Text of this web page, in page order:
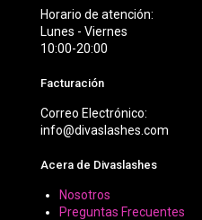
Horario de atención:
Lunes - Viernes
10:00-20:00
Facturación
Correo Electrónico:
info@divaslashes.com
Acera de Divaslashes
Nosotros
Preguntas Frecuentes